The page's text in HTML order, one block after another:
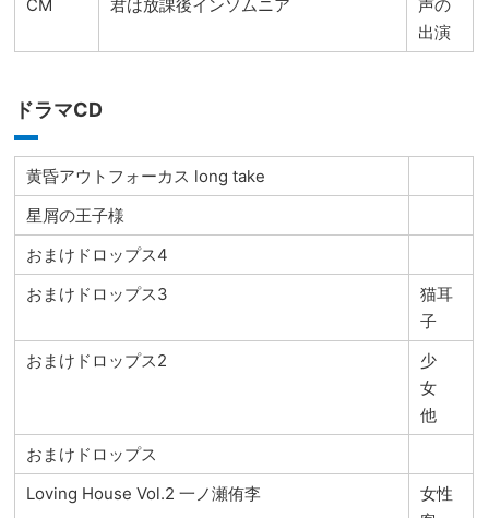
CM
君は放課後インソムニア
声の
出演
ドラマCD
黄昏アウトフォーカス long take
星屑の王子様
おまけドロップス4
おまけドロップス3
猫耳
子
おまけドロップス2
少
女
他
おまけドロップス
Loving House Vol.2 一ノ瀬侑李
女性